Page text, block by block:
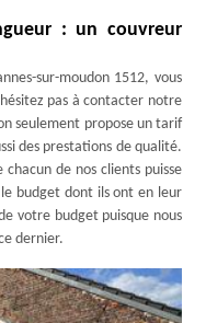
: un couvreur
sur-moudon 1512, vous
pas à contacter notre
seulement propose un tarif
des prestations de qualité.
de nos clients puisse
budget dont ils ont en leur
votre budget puisque nous
dernier.